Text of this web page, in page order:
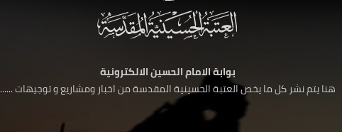
بوابة الامام الحسين الالكترونية
هنا يتم نشر كل ما يخص العتبة الحسينية المقدسة من اخبار ومشاريع و توجيهات ......